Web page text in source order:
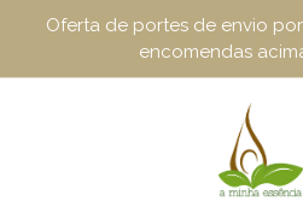
Oferta de portes de envio
encomendas